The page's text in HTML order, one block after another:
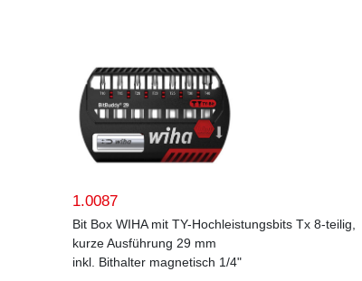
1.0087
Bit Box WIHA mit TY-Hochleistungsbits Tx 8-teilig,
kurze Ausführung 29 mm
inkl. Bithalter magnetisch 1/4"